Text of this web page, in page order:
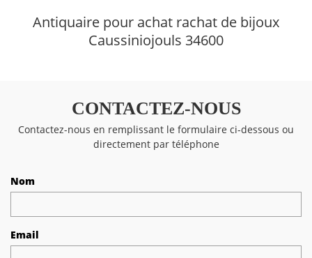
Antiquaire pour achat rachat de bijoux
Caussiniojouls 34600
CONTACTEZ-NOUS
Contactez-nous en remplissant le formulaire ci-dessous ou
directement par téléphone
Nom
Email